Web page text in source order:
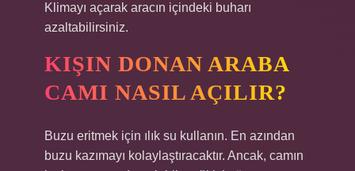
Klimayı açarak aracın içindeki buharı
azaltabilirsiniz.
KIŞIN DONAN ARABA
CAMI NASIL AÇILIR?
Buzu eritmek için ılık su kullanın. En azından
buzu kazımayı kolaylaştıracaktır. Ancak, camın